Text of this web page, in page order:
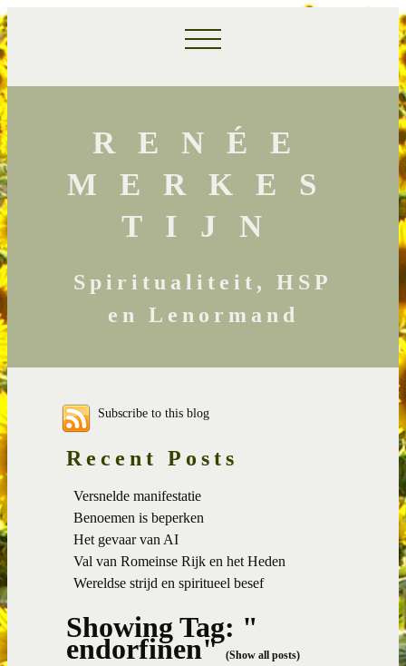
RENÉE
MERKES
TIJN
Spiritualiteit, HSP
en Lenormand
Subscribe to this blog
Recent Posts
Versnelde manifestatie
Benoemen is beperken
Het gevaar van AI
Val van Romeinse Rijk en het Heden
Wereldse strijd en spiritueel besef
Showing Tag: "
endorfinen"(Show all posts)